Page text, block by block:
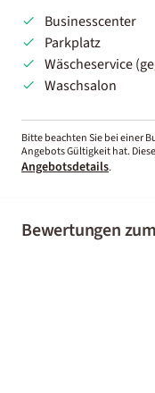
Businesscenter
Parkplatz
Wäscheservice
Waschsalon
Bitte beachten Sie bei einer
Angebots Gültigkeit hat.
Angebotsdetails.
Bewertungen